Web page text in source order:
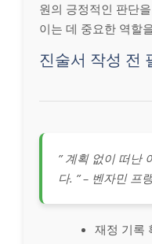
원의 긍정적인 판단
이는 데 중요한 역할
진술서 작성 전
” 계획 없이 떠난
다. ” – 벤자민 프
재정 기록